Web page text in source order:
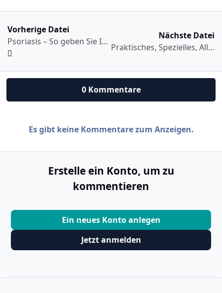
Vorherige Datei
Psoriasis – So geben Sie Ihrer Haut eine Chance
Nächste Datei
Praktisches, Spezielles, Allgemeines – mehr zur Psoriasis arthritis
0 Kommentare
Es gibt keine Kommentare zum Anzeigen.
Erstelle ein Konto, um zu
kommentieren
Ein neues Konto anlegen
Jetzt anmelden